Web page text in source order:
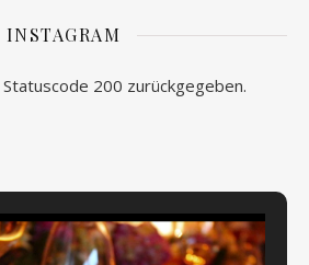
INSTAGRAM
200 zurückgegeben.